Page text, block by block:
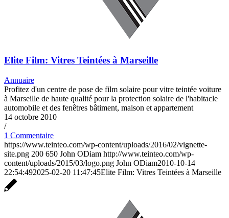
Elite Film: Vitres Teintées à Marseille
Annuaire
Profitez d'un centre de pose de film solaire pour vitre teintée voiture
à Marseille de haute qualité pour la protection solaire de l'habitacle
automobile et des fenêtres bâtiment, maison et appartement
14 octobre 2010
/
1 Commentaire
https://www.teinteo.com/wp-content/uploads/2016/02/vignette-
site.png 200 650 John ODiam http://www.teinteo.com/wp-
content/uploads/2015/03/logo.png John ODiam2010-10-14
22:54:492025-02-20 11:47:45Elite Film: Vitres Teintées à Marseille